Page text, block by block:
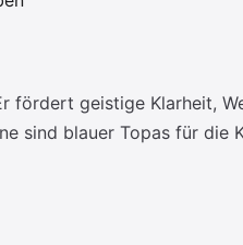
geistige Klarheit,
sind blauer Topas für die